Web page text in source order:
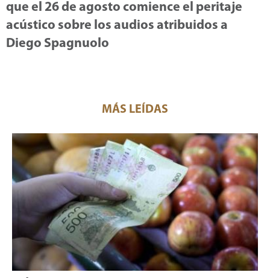
que el 26 de agosto comience el peritaje
acústico sobre los audios atribuidos a
Diego Spagnuolo
MÁS LEÍDAS